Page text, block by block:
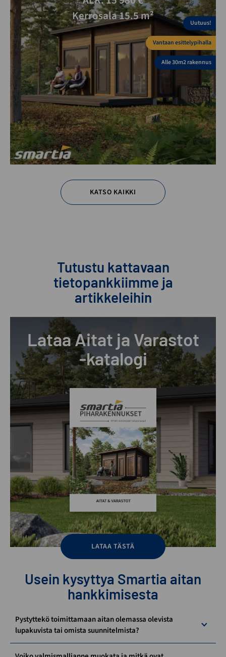
Kerrosala 15.5 m²
Uutuus!
Vantaan esittelypihalla
Alle 30m2 rakennus
KATSO KAIKKI
Tutustu kattavaan
tietopankkiimme ja
artikkeleihin
Lataa Aitat ja Varastot
-katalogi
LATAA TÄSTÄ
Usein kysyttya Smartia aitan
hankkimisesta
Pystyttekö toimittamaan aitan olemassa olevista
lupakuvista tai omista suunnitelmista?